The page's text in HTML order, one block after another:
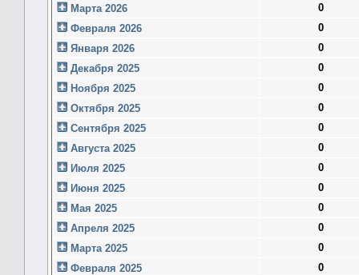
Марта 2026
0
Февраля 2026
0
Января 2026
0
Декабря 2025
0
Ноября 2025
0
Октября 2025
0
Сентября 2025
0
Августа 2025
0
Июля 2025
0
Июня 2025
0
Мая 2025
0
Апреля 2025
0
Марта 2025
0
Февраля 2025
0